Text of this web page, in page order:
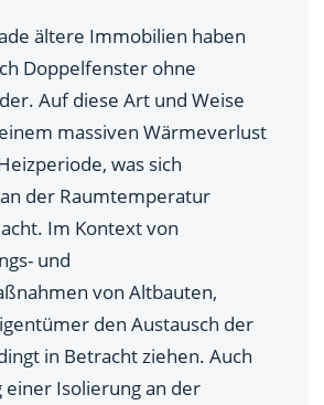
ältere Immobilien haben
Doppelfenster ohne
Auf diese Art und Weise
massiven Wärmeverlust
was sich
der Raumtemperatur
Im Kontext von
und
von Altbauten,
den Austausch der
in Betracht ziehen. Auch
einer Isolierung an der